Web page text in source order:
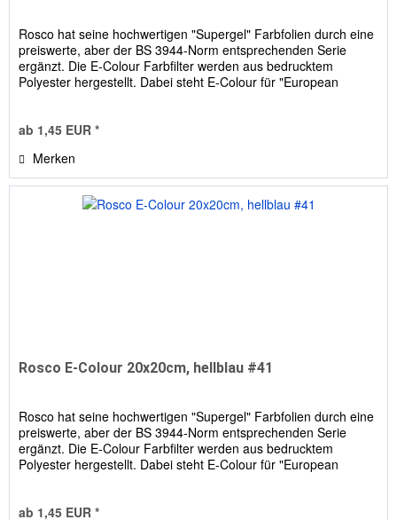
Rosco hat seine hochwertigen "Supergel" Farbfolien durch eine
preiswerte, aber der BS 3944-Norm entsprechenden Serie
ergänzt. Die E-Colour Farbfilter werden aus bedrucktem
Polyester hergestellt. Dabei steht E-Colour für "European
ab 1,45 EUR *
Merken
Rosco E-Colour 20x20cm, hellblau #41
Rosco hat seine hochwertigen "Supergel" Farbfolien durch eine
preiswerte, aber der BS 3944-Norm entsprechenden Serie
ergänzt. Die E-Colour Farbfilter werden aus bedrucktem
Polyester hergestellt. Dabei steht E-Colour für "European
ab 1,45 EUR *